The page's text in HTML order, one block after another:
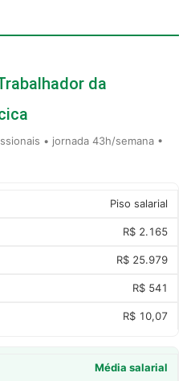
da
• jornada 43h/semana •
Piso salarial
R$ 2.165
R$ 25.979
R$ 541
R$ 10,07
Média salarial